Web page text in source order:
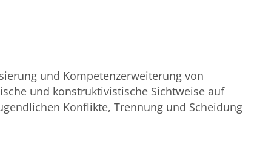
und Kompetenzerweiterung von
und konstruktivistische Sichtweise auf
Konflikte, Trennung und Scheidung